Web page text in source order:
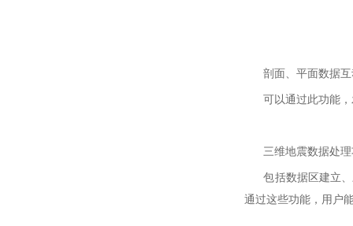
剖面、平面数据互
可以通过此功能，
三维地震数据处理
包括数据区建立、
通过这些功能，用户